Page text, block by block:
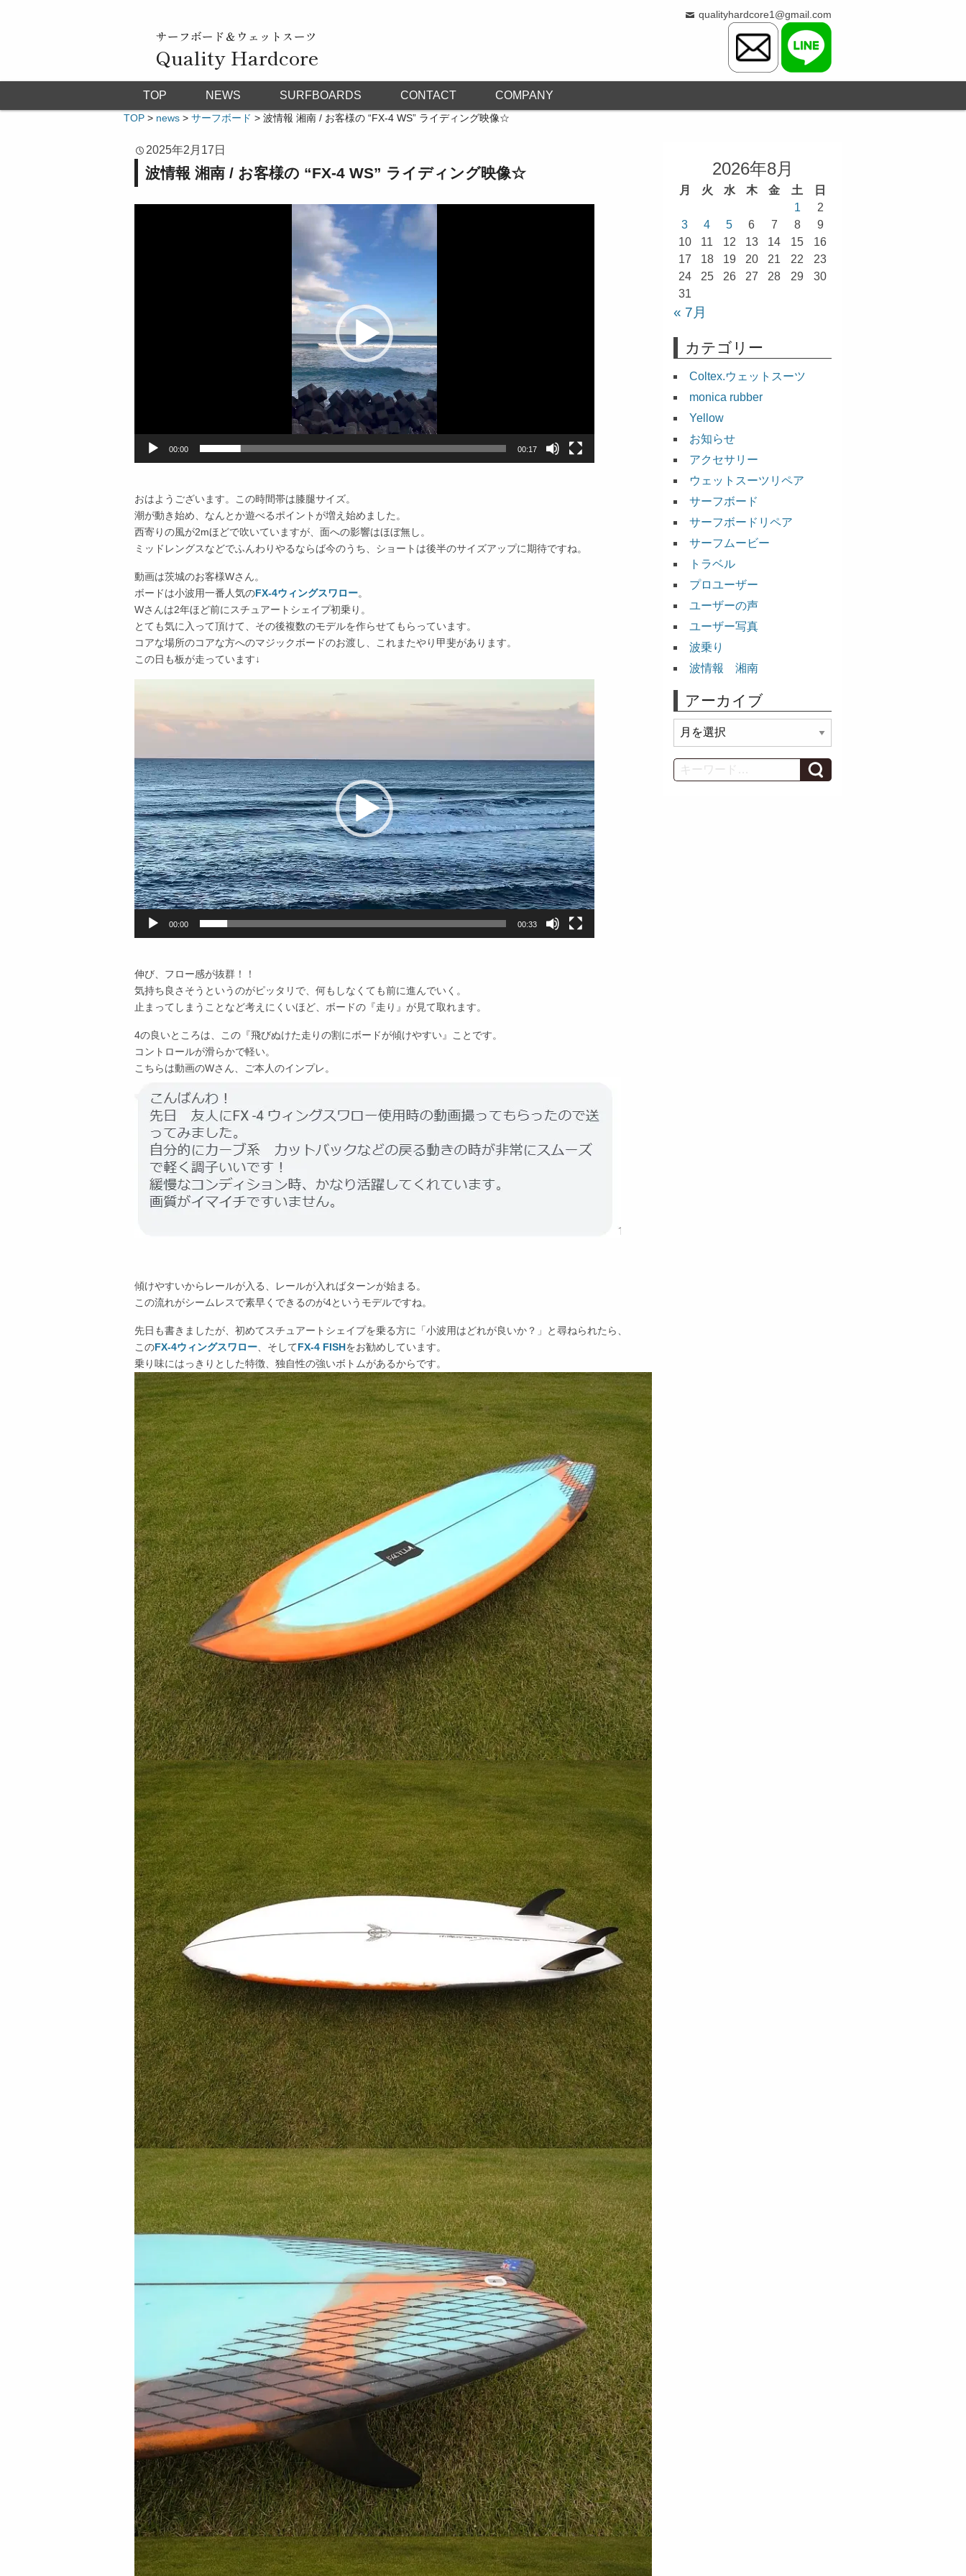
サーフボード＆ウェットスーツ
Quality Hardcore
qualityhardcore1@gmail.com
TOP NEWS SURFBOARDS CONTACT COMPANY
TOP > news > サーフボード > 波情報 湘南 / お客様の “FX-4 WS” ライディング映像☆
2025年2月17日
波情報 湘南 / お客様の “FX-4 WS” ライディング映像☆
00:00 00:17
おはようございます。この時間帯は膝腿サイズ。
潮が動き始め、なんとか遊べるポイントが増え始めました。
西寄りの風が2mほどで吹いていますが、面への影響はほぼ無し。
ミッドレングスなどでふんわりやるならば今のうち、ショートは後半のサイズアップに期待ですね。
動画は茨城のお客様Wさん。
ボードは小波用一番人気のFX-4ウィングスワロー。
Wさんは2年ほど前にスチュアートシェイプ初乗り。
とても気に入って頂けて、その後複数のモデルを作らせてもらっています。
コアな場所のコアな方へのマジックボードのお渡し、これまたやり甲斐があります。
この日も板が走っています↓
ー
ヤ
ー
00:00 00:33
伸び、フロー感が抜群！！
気持ち良さそうというのがピッタリで、何もしなくても前に進んでいく。
止まってしまうことなど考えにくいほど、ボードの『走り』が見て取れます。
4の良いところは、この『飛びぬけた走りの割にボードが傾けやすい』ことです。
コントロールが滑らかで軽い。
こちらは動画のWさん、ご本人のインプレ。
傾けやすいからレールが入る、レールが入ればターンが始まる。
この流れがシームレスで素早くできるのが4というモデルですね。
先日も書きましたが、初めてスチュアートシェイプを乗る方に「小波用はどれが良いか？」と尋ねられたら、
このFX-4ウィングスワロー、そしてFX-4 FISHをお勧めしています。
乗り味にはっきりとした特徴、独自性の強いボトムがあるからです。
2026年8月
月 火 水 木 金 土
日
1
2
3
4 5 6 7 8
9
10
11 12 13 14 15
16
17
18 19 20 21 22
23
24
25 26 27 28 29
30
31
« 7月
カテゴリー
Coltex.ウェットスーツ
monica rubber
Yellow
お知らせ
アクセサリー
ウェットスーツリペア
サーフボード
サーフボードリペア
サーフムービー
トラベル
プロユーザー
ユーザーの声
ユーザー写真
波乗り
波情報 湘南
アーカイブ
ー
カ
イ
Search